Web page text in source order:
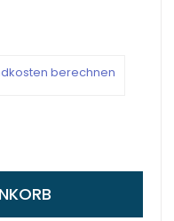
berechnen